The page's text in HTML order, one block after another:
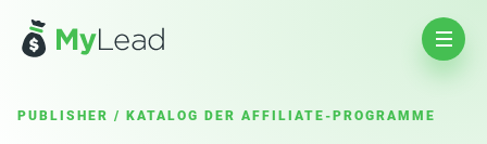
PUBLISHER / KATALOG DER AFFILIATE-PROGRAMME